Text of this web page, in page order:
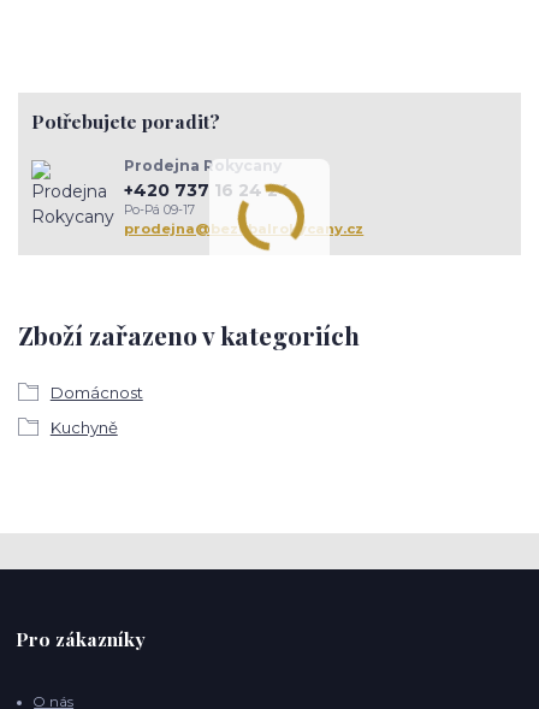
Zboží zařazeno v kategoriích
Domácnost
Kuchyně
Potřebujete poradit?
Prodejna Rokycany
+420 737 16 24 24
Po-Pá 09-17
prodejna@bezobalrokycany.cz
Pro zákazníky
O nás